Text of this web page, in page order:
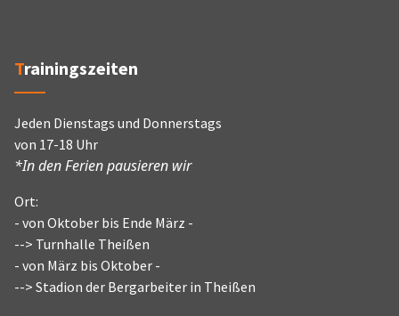
Trainingszeiten
Jeden Dienstags und Donnerstags
von 17-18 Uhr
*In den Ferien pausieren wir
Ort:
- von Oktober bis Ende März -
--> Turnhalle Theißen
- von März bis Oktober -
--> Stadion der Bergarbeiter in Theißen